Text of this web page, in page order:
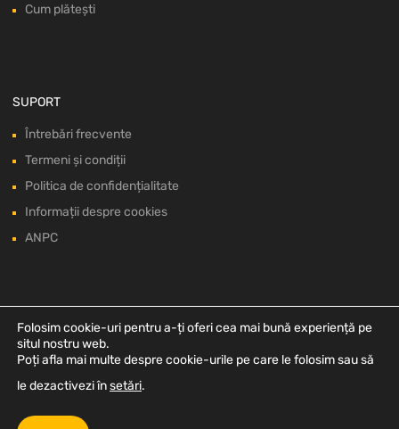
Cum plătești
SUPORT
Întrebări frecvente
Termeni și condiții
Politica de confidențialitate
Informații despre cookies
ANPC
Folosim cookie-uri pentru a-ți oferi cea mai bună experiență pe
situl nostru web.
Poți afla mai multe despre cookie-urile pe care le folosim sau să
le dezactivezi însetări.